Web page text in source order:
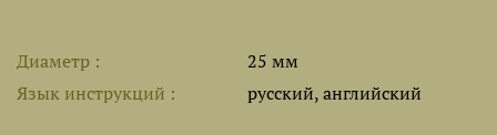
Диаметр
25 мм
Язык инструкций
русский, английский